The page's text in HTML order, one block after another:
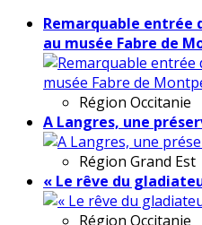
Remarquable entrée
au musée Fabre de
Région Occitanie
A Langres, une
Région Grand Est
« Le rêve du
Région Occitanie